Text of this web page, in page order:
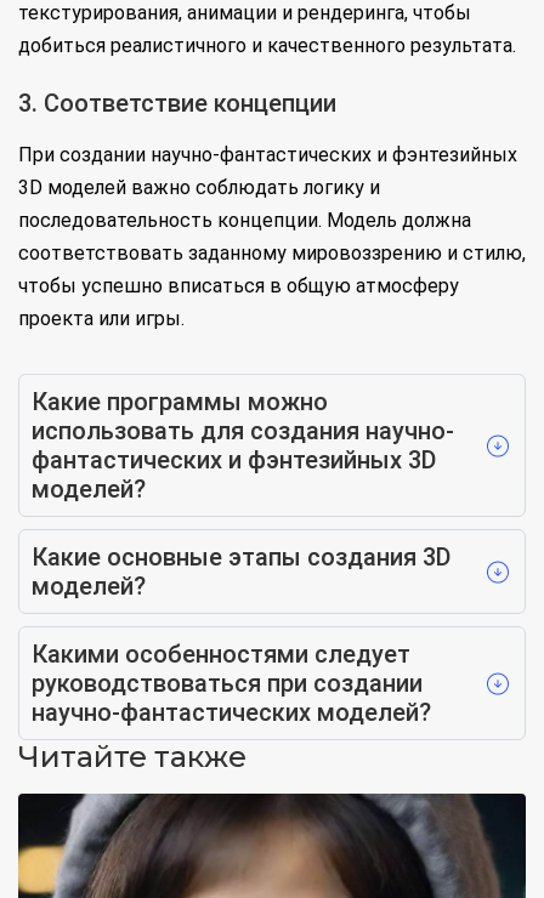
текстурирования, анимации и рендеринга, чтобы
добиться реалистичного и качественного результата.
3. Соответствие концепции
При создании научно-фантастических и фэнтезийных
3D моделей важно соблюдать логику и
последовательность концепции. Модель должна
соответствовать заданному мировоззрению и стилю,
чтобы успешно вписаться в общую атмосферу
проекта или игры.
Какие программы можно
использовать для создания научно-
фантастических и фэнтезийных 3D
моделей?
Какие основные этапы создания 3D
моделей?
Какими особенностями следует
руководствоваться при создании
научно-фантастических моделей?
Читайте также